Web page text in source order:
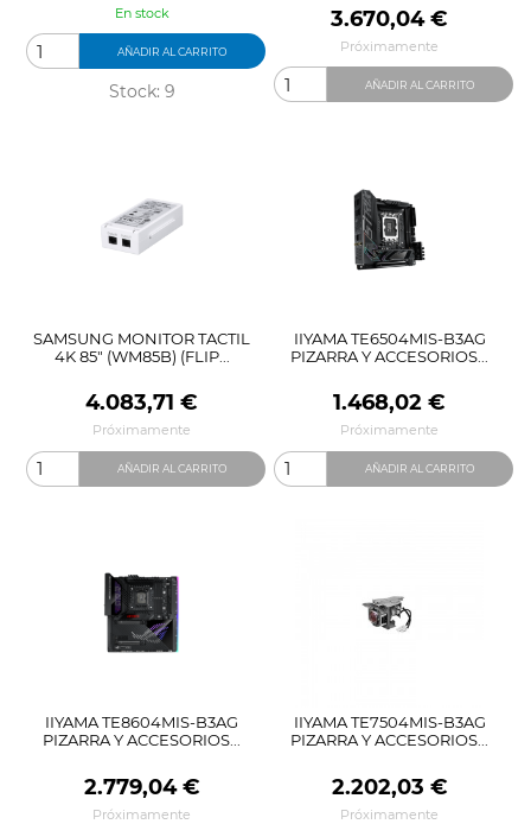
En stock
AÑADIR AL CARRITO
Stock: 9
Precio
3.670,04 €
Próximamente
AÑADIR AL CARRITO
SAMSUNG MONITOR TACTIL
4K 85" (WM85B) (FLIP...
Precio
4.083,71 €
Próximamente
AÑADIR AL CARRITO
IIYAMA TE6504MIS-B3AG
PIZARRA Y ACCESORIOS...
Precio
1.468,02 €
Próximamente
AÑADIR AL CARRITO
IIYAMA TE8604MIS-B3AG
PIZARRA Y ACCESORIOS...
Precio
2.779,04 €
Próximamente
IIYAMA TE7504MIS-B3AG
PIZARRA Y ACCESORIOS...
Precio
2.202,03 €
Próximamente